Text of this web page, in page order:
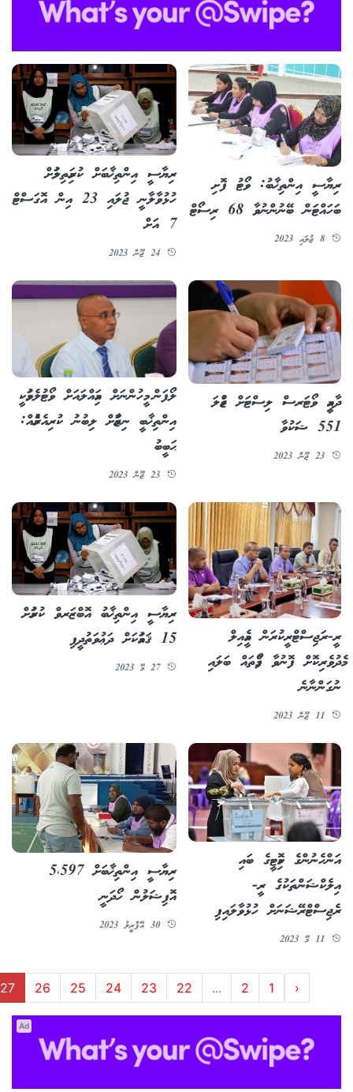
ރިޔާސީ އިންތިޚާބު: ވޯޓު ފޮށި
ބަހައްޓަން ބޭނުންނުވާ 68 ރިސޯޓް
8 ޖުލައި 2023
ރިޔާސީ އިންތިޚާބަށް ކުރިމަތިލުމަށް
ހުޅުވާލާނީ ޖުލައި 23 އިން އޮގަސްޓް
7 އަށް
24 ޖޫން 2023
ދާއިމީ ވޯޓަރސް ލިސްޓަށް ޖުމްލަ
551 ޝަކުވާ
ލޯފަން މީހުންނަށް އަމިއްލައަށް ވޯޓުލެވުމަކީ
އިންތިޚާބީ ނިޒާމަށް ލިބުނު ކުރިއެރުމެއް:
ޙަބީބު
ރީ-ރަޖިސްޓްރީކުރަން އީމެއިލް
މެދުވެރިކޮށް ފޮނުވާ ފޯމްތައް ބަލައި
ނުގަންނާނެ
ރިޔާސީ އިންތިޚާބު އޮބްޒަރވް ކުރުމަށް
15 ޤައުމަކަށް ދަޢުވަތުދީފި
27 މޭ 2023
އަންހެނުންގެ ކޮމިޓީގެ ބައި
އިލެކްޝަންތަކުގެ ރީ-
ރެޖިސްޓްރޭޝަނަށް ހުޅުވާލައިފި
ރިޔާސީ އިންތިޚާބަށް 5،597
އޮފިޝަލުން ހޯދަނީ
30 އޭޕްރީލު 2023
‹
1
2
...
22
23
24
25
26
27
Ad